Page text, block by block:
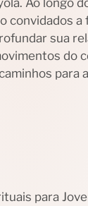
convidados a
sua
do
para
para